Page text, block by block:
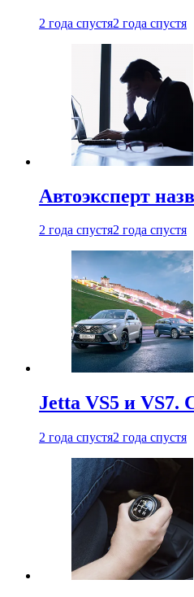
2 года спустя2 года спустя
Автоэксперт
2 года спустя2 года спустя
Jetta VS5 и VS7.
2 года спустя2 года спустя